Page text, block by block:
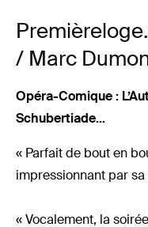
/ Marc
Opéra-Comique :
Schubertiade…
« Parfait de bout en
impressionnant par
« Vocalement, la